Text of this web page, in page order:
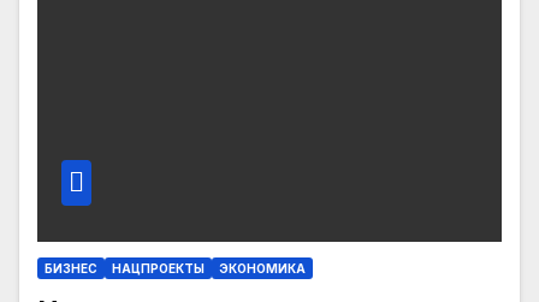
БИЗНЕС НАЦПРОЕКТЫ ЭКОНОМИКА